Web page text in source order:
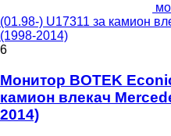
(01.98-) U17311 за камион
(1998-2014)
6
Монитор BOTEK
камион влекач
2014)